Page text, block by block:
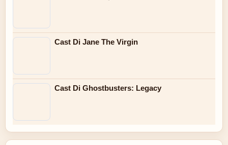
Cast Di Jane The Virgin
Cast Di Ghostbusters: Legacy